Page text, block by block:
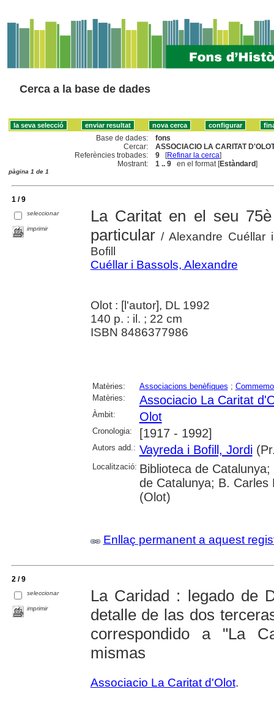
Cerca a la base de dades
Base de dades:
fons
Cercar:
ASSOCIACIO LA CARITAT
Referències trobades:
9 [Refinar la cerca]
Mostrant:
1 .. 9 en el format [Estàndard]
pàgina 1 de 1
1 / 9
seleccionar
imprimir
La Caritat en el seu
particular/ Alexandre Cuéllar
Bofill
Cuéllar i Bassols, Alexandre
Olot : [l'autor], DL 1992
140 p. : il. ; 22 cm
ISBN 8486377986
Matèries: Associacions benèfiques ;
Matèries:
Associacio La Caritat
Àmbit: Olot
Cronologia: [1917 - 1992]
Autors add.: Vayreda i Bofill, Jordi
Localització: Biblioteca de
de Catalunya; B. Carles
(Olot)
Enllaç permanent a aquest
2 / 9
seleccionar
imprimir
La Caridad : legado de
detalle de las dos
correspondido a "La
mismas
Associacio La Caritat d'Olot.